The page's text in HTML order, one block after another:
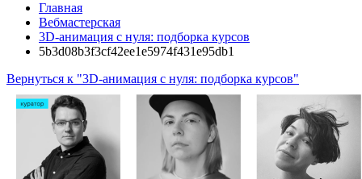
Главная
Вебмастерская
3D-анимация с нуля: подборка курсов
5b3d08b3f3cf42ee1e5974f431e95db1
Вернуться к "3D-анимация с нуля: подборка курсов"